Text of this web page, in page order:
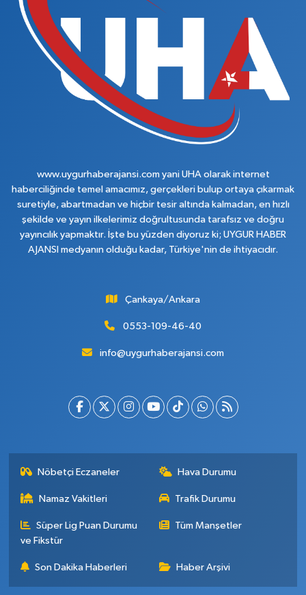
www.uygurhaberajansi.com yani UHA olarak internet
haberciliğinde temel amacımız, gerçekleri bulup ortaya çıkarmak
suretiyle, abartmadan ve hiçbir tesir altında kalmadan, en hızlı
şekilde ve yayın ilkelerimiz doğrultusunda tarafsız ve doğru
yayıncılık yapmaktır. İşte bu yüzden diyoruz ki; UYGUR HABER
AJANSI medyanın olduğu kadar, Türkiye'nin de ihtiyacıdır.
Çankaya/Ankara
0553-109-46-40
info@uygurhaberajansi.com
Nöbetçi Eczaneler Hava Durumu
Namaz Vakitleri Trafik Durumu
Süper Lig Puan Durumu
ve Fikstür
Tüm Manşetler
Son Dakika Haberleri Haber Arşivi